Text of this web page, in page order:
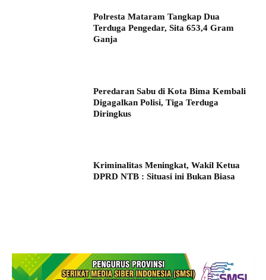
Polresta Mataram Tangkap Dua
Terduga Pengedar, Sita 653,4 Gram
Ganja
Peredaran Sabu di Kota Bima Kembali
Digagalkan Polisi, Tiga Terduga
Diringkus
Kriminalitas Meningkat, Wakil Ketua
DPRD NTB : Situasi ini Bukan Biasa